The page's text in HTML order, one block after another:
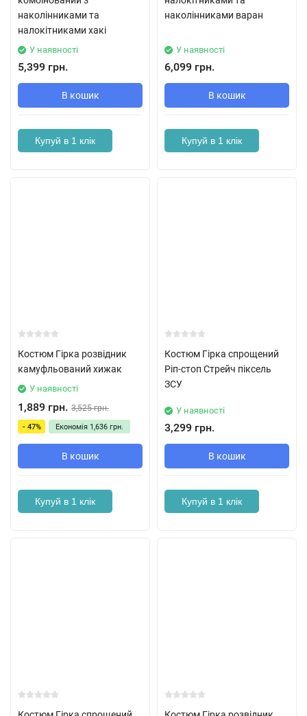
наколінниками та
налокітниками хакі
У наявності
5,399 грн.
В кошик
Купуй в 1 клік
наколінниками варан
У наявності
6,099 грн.
В кошик
Купуй в 1 клік
Костюм Гірка розвідник
камуфльований хижак
У наявності
1,889 грн. 3,525 грн.
- 47% Економія 1,636 грн.
В кошик
Купуй в 1 клік
Костюм Гірка спрощений
Ріп-стоп Стрейч піксель
ЗСУ
У наявності
3,299 грн.
В кошик
Купуй в 1 клік